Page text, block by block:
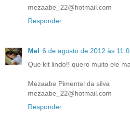
mezaabe_22@hotmail.com
Responder
Mel 6 de agosto de 2012 às
Que kit lindo!! quero muito ele
Mezaabe Pimentel da silva
mezaabe_22@hotmail.com
Responder